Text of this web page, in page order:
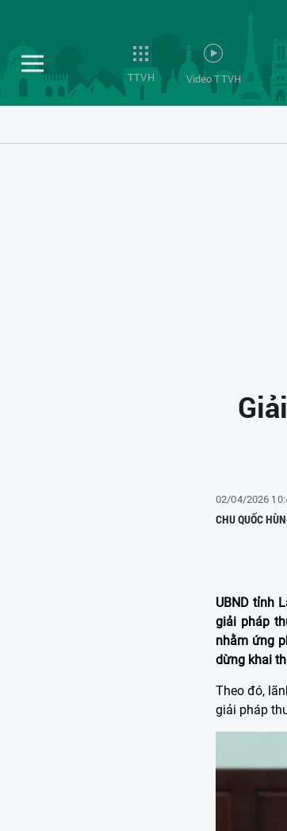
TTVH Video TTVH
02/04/2026
CHU QUỐC
UBND tỉnh
giải pháp
nhằm ứng
dừng khai
Theo đó,
giải pháp